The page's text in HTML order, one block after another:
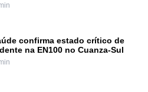
confirma estado crítico de
na EN100 no Cuanza-Sul